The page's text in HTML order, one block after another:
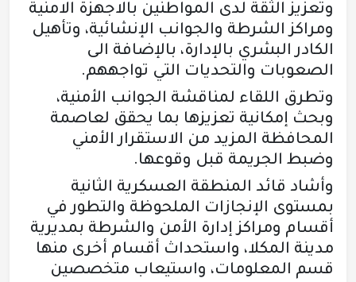
وتعزيز الثقة لدى المواطنين بالاجهزة الامنية
ومراكز الشرطة والجوانب الإنشائية، وتأهيل
الكادر البشري بالإدارة، بالإضافة الى
الصعوبات والتحديات التي تواجههم.
وتطرق اللقاء لمناقشة الجوانب الأمنية،
وبحث إمكانية تعزيزها بما يحقق لعاصمة
المحافظة المزيد من الاستقرار الأمني
وضبط الجريمة قبل وقوعها.
وأشاد قائد المنطقة العسكرية الثانية
بمستوى الإنجازات الملحوظة والتطور في
أقسام ومراكز إدارة الأمن والشرطة بمديرية
مدينة المكلا، واستحداث أقسام أخرى منها
قسم المعلومات، واستيعاب متخصصين